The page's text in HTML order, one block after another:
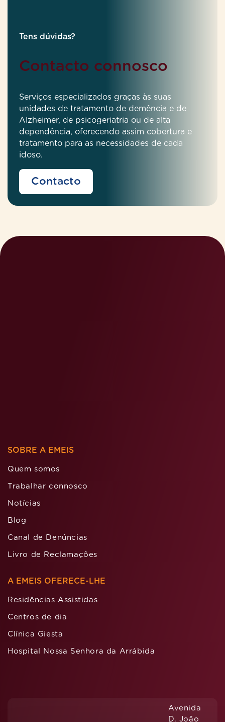
Tens dúvidas?
Contacto connosco
Serviços especializados graças às suas
unidades de tratamento de demência e de
Alzheimer, de psicogeriatria ou de alta
dependência, oferecendo assim cobertura e
tratamento para as necessidades de cada
idoso.
Contacto
SOBRE A EMEIS
Quem somos
Trabalhar connosco
Notícias
Blog
Canal de Denúncias
Livro de Reclamações
A EMEIS OFERECE-LHE
Residências Assistidas
Centros de dia
Clínica Giesta
Hospital Nossa Senhora da Arrábida
Avenida
D. João